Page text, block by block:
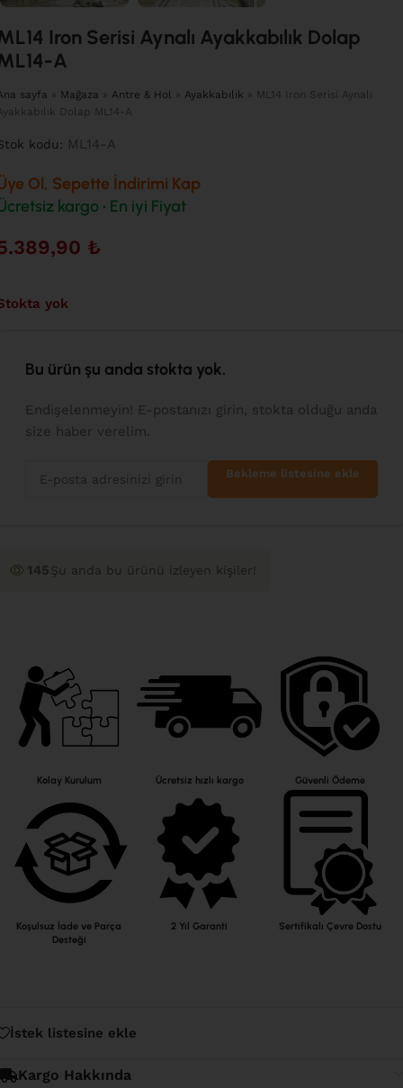
Iron Serisi Aynalı Ayakkabılık Dolap
A
sayfa » Mağaza » Antre & Hol » Ayakkabılık »
ML14 Iron Serisi Aynalı
Dolap ML14-A
kodu: ML14-A
Ol, Sepette İndirimi Kap
kargo • En iyi Fiyat
₺
yok
Bu ürün şu anda stokta yok.
Endişelenmeyin! E-postanızı girin, stokta olduğu anda
size haber verelim.
Bekleme listesine ekle
145 Şu anda bu ürünü izleyen kişiler!
Kolay Kurulum
Koşulsuz İade ve Parça
Desteği
Ücretsiz hızlı kargo
2 Yıl Garanti
Güvenli Ödeme
Sertifikalı Çevre Dostu
İstek listesine ekle
Kargo Hakkında